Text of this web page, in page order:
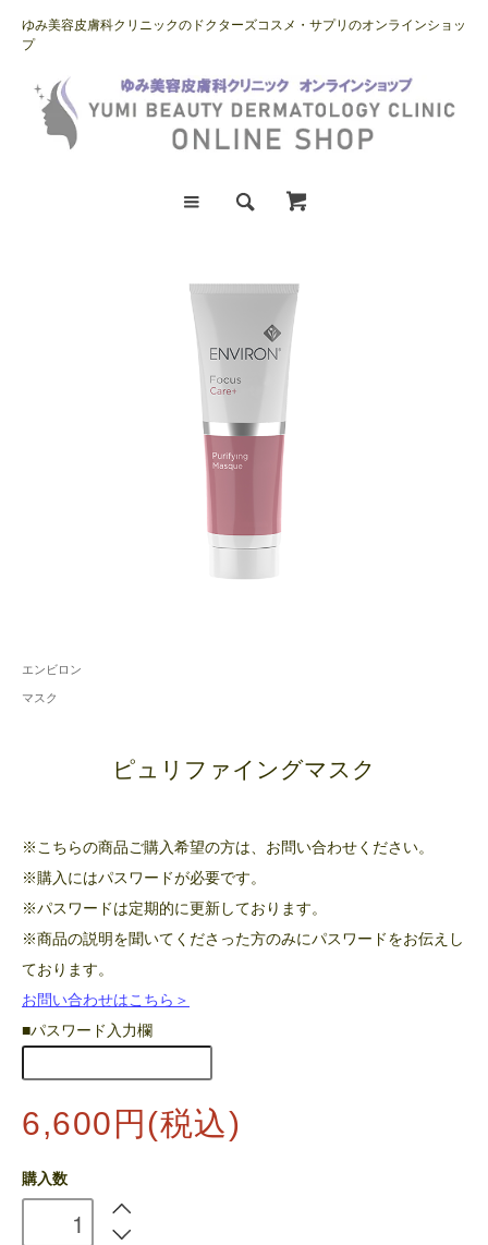
ゆみ美容皮膚科クリニックのドクターズコスメ・サプリのオンラインショッ
プ
エンビロン
マスク
ピュリファイングマスク
※こちらの商品ご購入希望の方は、お問い合わせください。
※購入にはパスワードが必要です。
※パスワードは定期的に更新しております。
※商品の説明を聞いてくださった方のみにパスワードをお伝えし
ております。
お問い合わせはこちら＞
■パスワード入力欄
6,600円(税込)
購入数